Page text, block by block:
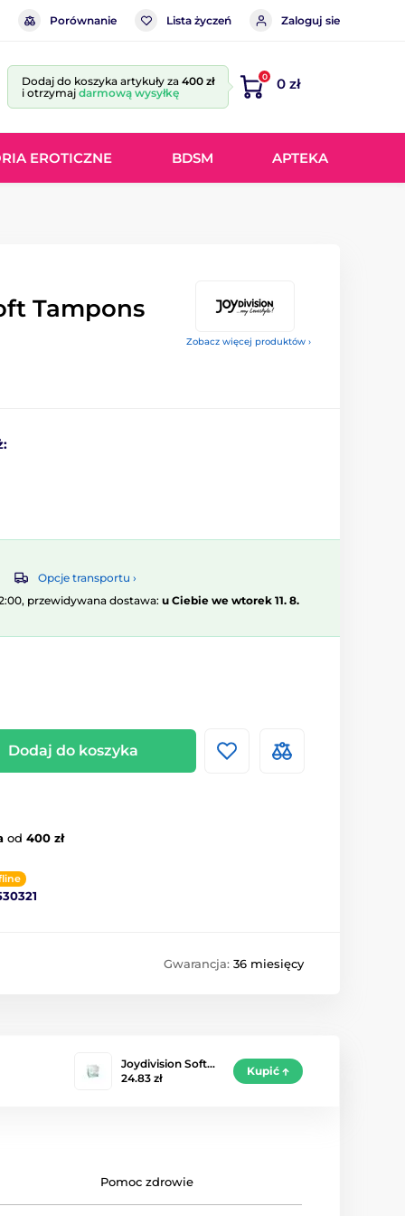
Porównanie Lista życzeń Zaloguj sie
Dodaj do koszyka artykuły za 400 zł
i otrzymaj darmową wysyłkę
0 0 zł
EROTICZNE BDSM APTEKA
Zobacz więcej produktów ›
Tampons
Opcje transportu ›
przewidywana dostawa: u Ciebie we wtorek 11. 8.
Dodaj do koszyka
od 400 zł
Gwarancja: 36 miesięcy
Joydivision Soft…
24.83 zł
Kupić
Pomoc zdrowie